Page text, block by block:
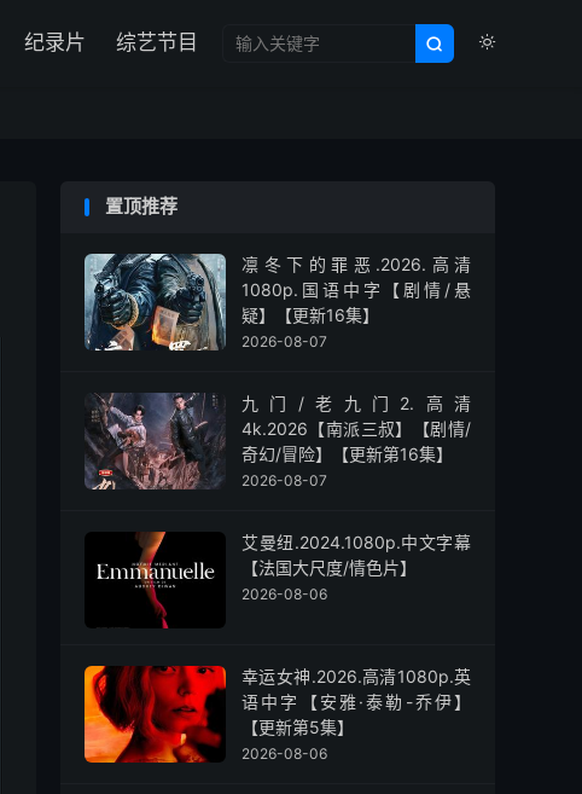


纪录片 综艺节目
置顶推荐
凛冬下的罪恶.2026.高清
1080p.国语中字【剧情/悬
疑】【更新16集】
2026-08-07
九门/老九门2.高清
4k.2026【南派三叔】【剧情/
奇幻/冒险】【更新第16集】
2026-08-07
艾曼纽.2024.1080p.中文字幕
【法国大尺度/情色片】
2026-08-06
幸运女神.2026.高清1080p.英
语中字【安雅·泰勒-乔伊】
【更新第5集】
2026-08-06